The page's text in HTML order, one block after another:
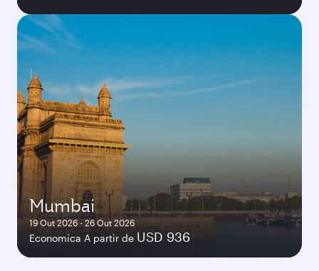
Mumbai
19 Out 2026 - 26 Out 2026
Economica A partir de USD 936